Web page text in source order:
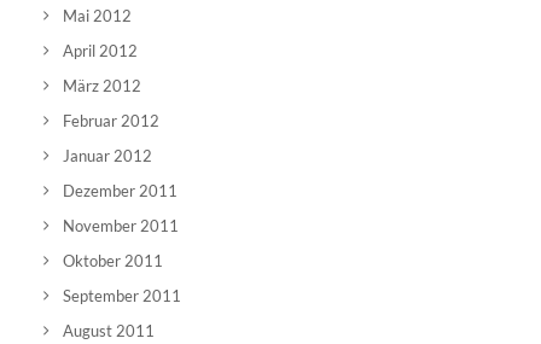
Mai 2012
April 2012
März 2012
Februar 2012
Januar 2012
Dezember 2011
November 2011
Oktober 2011
September 2011
August 2011